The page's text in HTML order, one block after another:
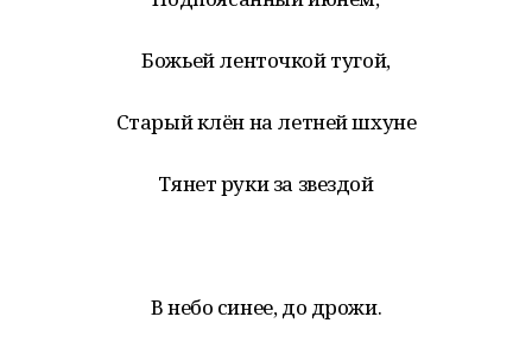
Божьей ленточкой тугой,
Старый клён на летней шхуне
Тянет руки за звездой
В небо синее, до дрожи.